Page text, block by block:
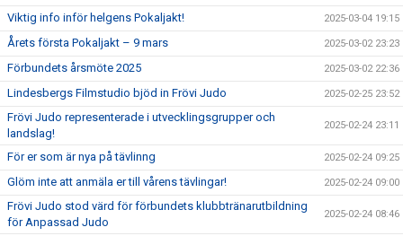
Viktig info inför helgens Pokaljakt! 2025-03-04 19:15
Årets första Pokaljakt – 9 mars 2025-03-02 23:23
Förbundets årsmöte 2025 2025-03-02 22:36
Lindesbergs Filmstudio bjöd in Frövi Judo 2025-02-25 23:52
Frövi Judo representerade i utvecklingsgrupper och
landslag!
2025-02-24 23:11
För er som är nya på tävlinng 2025-02-24 09:25
Glöm inte att anmäla er till vårens tävlingar! 2025-02-24 09:00
Frövi Judo stod värd för förbundets klubbtränarutbildning
för Anpassad Judo
2025-02-24 08:46